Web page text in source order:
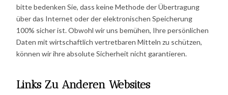
bitte bedenken Sie, dass keine Methode der Übertragung
über das Internet oder der elektronischen Speicherung
100% sicher ist. Obwohl wir uns bemühen, Ihre persönlichen
Daten mit wirtschaftlich vertretbaren Mitteln zu schützen,
können wir ihre absolute Sicherheit nicht garantieren.
Links Zu Anderen Websites